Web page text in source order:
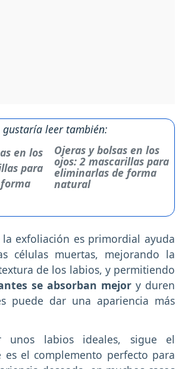
gustaría leer también:
Ojeras y bolsas en los
ojos: 2 mascarillas para
eliminarlas de forma
natural
exfoliación es primordial ayuda
células muertas, mejorando la
de los labios, y permitiendo
se absorban mejor y duren
puede dar una apariencia más
unos labios ideales, sigue el
es el complemento perfecto para